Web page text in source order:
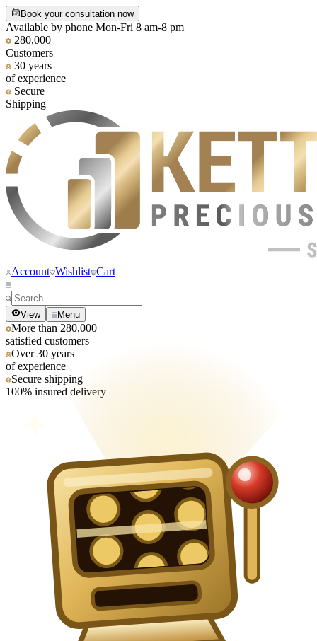
Book your consultation now
Available by phone Mon-Fri 8 am-8 pm
280,000
Customers
30 years
of experience
Secure
Shipping
Account Wishlist Cart
View Menu
More than 280,000
satisfied customers
Over 30 years
of experience
Secure shipping
100% insured delivery